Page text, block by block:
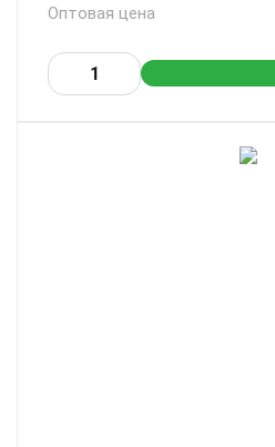
Оптовая цена